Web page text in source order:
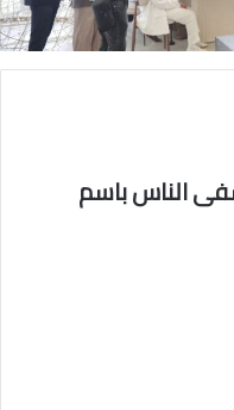
الناس باسم